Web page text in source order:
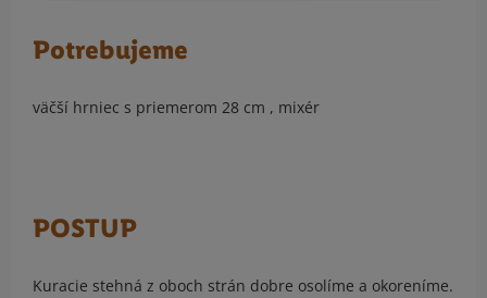
Potrebujeme
väčší hrniec s priemerom 28 cm , mixér
POSTUP
Kuracie stehná z oboch strán dobre osolíme a okoreníme.